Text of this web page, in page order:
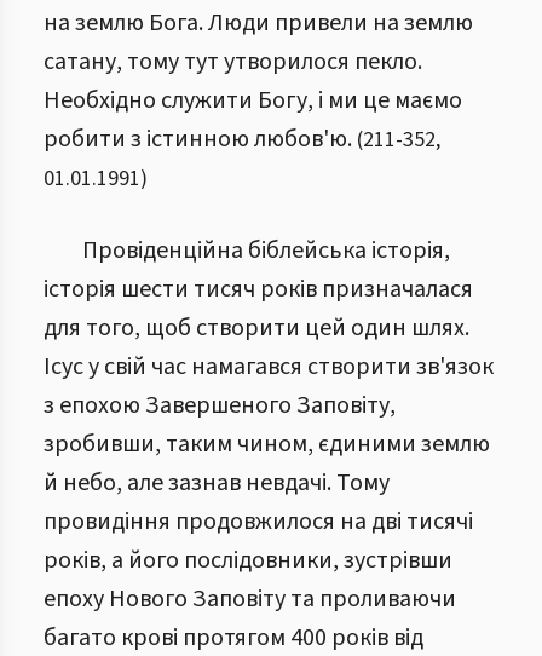
на землю Бога. Люди привели на землю
сатану, тому тут утворилося пекло.
Необхідно служити Богу, і ми це маємо
робити з істинною любов'ю. (211-352,
01.01.1991)
Провіденційна біблейська історія,
історія шести тисяч років призначалася
для того, щоб створити цей один шлях.
Ісус у свій час намагався створити зв'язок
з епохою Завершеного Заповіту,
зробивши, таким чином, єдиними землю
й небо, але зазнав невдачі. Тому
провидіння продовжилося на дві тисячі
років, а його послідовники, зустрівши
епоху Нового Заповіту та проливаючи
багато крові протягом 400 років від